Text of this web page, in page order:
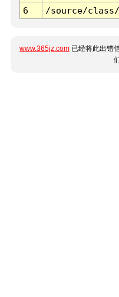
6
/source/
www.365jz.com 已经将此出错